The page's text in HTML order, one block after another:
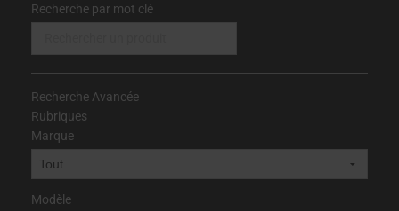
Recherche par mot clé
Recherche Avancée
Rubriques
Marque
Modèle